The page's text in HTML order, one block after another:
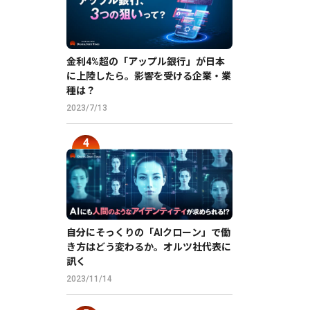
金利4%超の「アップル銀行」が日本
に上陸したら。影響を受ける企業・業
種は？
2023/7/13
自分にそっくりの「AIクローン」で働
き方はどう変わるか。オルツ社代表に
訊く
2023/11/14